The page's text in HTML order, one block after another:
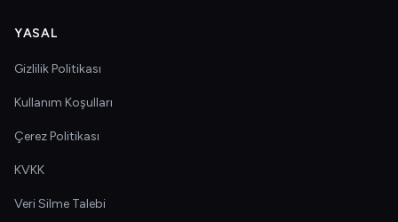
YASAL
Gizlilik Politikası
Kullanım Koşulları
Çerez Politikası
KVKK
Veri Silme Talebi